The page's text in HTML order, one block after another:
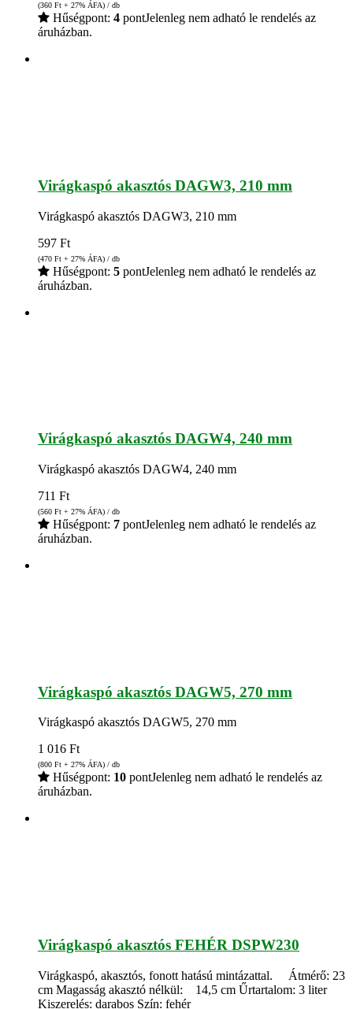
(360 Ft + 27% ÁFA) / db
Hűségpont: 4 pontJelenleg nem adható le rendelés az
áruházban.
Virágkaspó akasztós DAGW3, 210 mm
Virágkaspó akasztós DAGW3, 210 mm
597 Ft
(470 Ft + 27% ÁFA) / db
Hűségpont: 5 pontJelenleg nem adható le rendelés az
áruházban.
Virágkaspó akasztós DAGW4, 240 mm
Virágkaspó akasztós DAGW4, 240 mm
711 Ft
(560 Ft + 27% ÁFA) / db
Hűségpont: 7 pontJelenleg nem adható le rendelés az
áruházban.
Virágkaspó akasztós DAGW5, 270 mm
Virágkaspó akasztós DAGW5, 270 mm
1 016 Ft
(800 Ft + 27% ÁFA) / db
Hűségpont: 10 pontJelenleg nem adható le rendelés az
áruházban.
Virágkaspó akasztós FEHÉR DSPW230
Virágkaspó, akasztós, fonott hatású mintázattal. Átmérő: 23
cm Magasság akasztó nélkül: 14,5 cm Űrtartalom: 3 liter
Kiszerelés: darabos Szín: fehér